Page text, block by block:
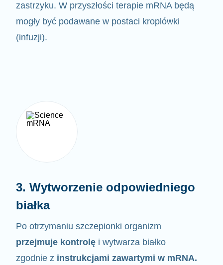
zastrzyku. W przyszłości terapie mRNA będą
mogły być podawane w postaci kroplówki
(infuzji).
3. Wytworzenie odpowiedniego
białka
Po otrzymaniu szczepionki organizm
przejmuje kontrolę i wytwarza białko
zgodnie z instrukcjami zawartymi w mRNA.